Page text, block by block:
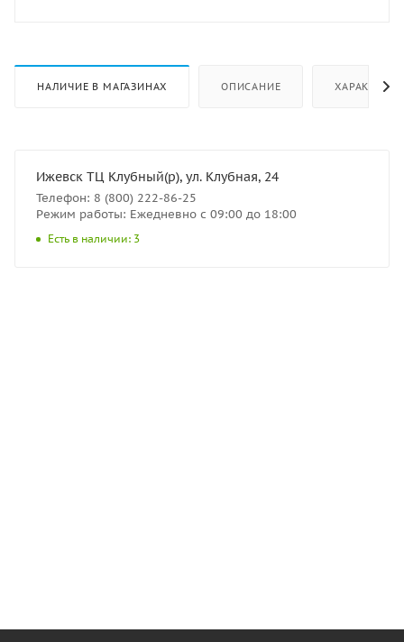
НАЛИЧИЕ В МАГАЗИНАХ ОПИСАНИЕ
Ижевск ТЦ Клубный(р), ул. Клубная, 24
Телефон: 8 (800) 222-86-25
Режим работы: Ежедневно с 09:00 до 18:00
Есть в наличии: 3